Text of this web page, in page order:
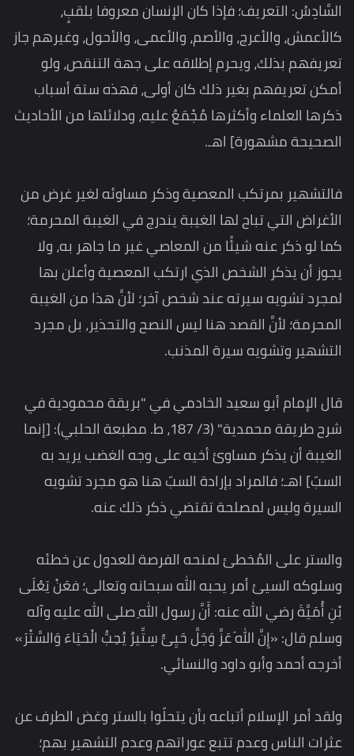
السَّادِسُ: التعريف؛ فإذا كان الإنسان معروفا بلقبٍ،
كالأعمش، والأعرج، والأصم، والأعمى، والأحول، وغيرهم جاز
تعريفهم بذلك، ويحرم إطلاقه على جهة التنقص، ولو
أمكن تعريفهم بغير ذلك كان أولى، فهذه ستة أسباب
ذكرها العلماء وأكثرها مُجْمَعٌ عليه، ودلائلها من الأحاديث
الصحيحة مشهورة] اهـ.
فالتشهير بمرتكب المعصية وذكر مساوئه لغير غرض من
الأغراض التي تباح لها الغيبة يندرج في الغيبة المحرمة؛
كما لو ذكر عنه شيئًا من المعاصي غير ما جاهر به، ولا
يجوز أن يذكر الشخص الذي ارتكب المعصية وأعلن بها
لمجرد تشويه سيرته عند شخص آخر؛ لأنَّ هذا من الغيبة
المحرمة؛ لأنَّ القصد هنا ليس النصح والتحذير، بل مجرد
التشهير وتشويه سيرة المذنب.
قال الإمام أبو سعيد الخادمي في "بريقة محمودية في
شرح طريقة محمدية" (3/ 187، ط. مطبعة الحلبي): [إنما
الغيبة أن يذكر مساوئ أخيه على وجه الغضب يريد به
السبّ] اهـ؛ فالمراد بإرادة السبّ هنا هو مجرد تشويه
السيرة وليس لمصلحة تقتضي ذكر ذلك عنه.
والستر على المُخطئ لمنحه الفرصة للعدول عن خطئه
وسلوكه السيئ أمر يحبه الله سبحانه وتعالى؛ فعَنْ يَعْلَى
بْنِ أُمَيَّةَ رضي الله عنه: أَنَّ رسول اللهِ صلى الله عليه وآله
وسلم قال: «إِنَّ اللهَ عَزَّ وَجَلَّ حَيِىٌّ سِتِّيرٌ يُحِبُّ الْحَيَاءَ وَالسَّتْرَ»
أخرجه أحمد وأبو داود والنسائي.
ولقد أمر الإسلام أتباعه بأن يتحلّوا بالستر وغض الطرف عن
عثرات الناس وعدم تتبع عوراتهم وعدم التشهير بهم؛